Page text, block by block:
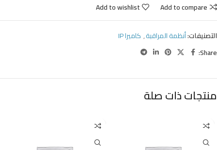
Add to compare
Add to wishlist
التصنيفات:أنظمة المراقبة, كاميرا IP
Share:
منتجات ذات صلة